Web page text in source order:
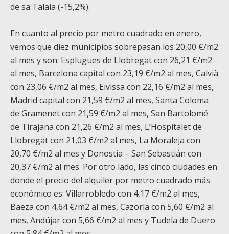
de sa Talaia (-15,2%).
En cuanto al precio por metro cuadrado en enero,
vemos que diez municipios sobrepasan los 20,00 €/m2
al mes y son: Esplugues de Llobregat con 26,21 €/m2
al mes, Barcelona capital con 23,19 €/m2 al mes, Calvià
con 23,06 €/m2 al mes, Eivissa con 22,16 €/m2 al mes,
Madrid capital con 21,59 €/m2 al mes, Santa Coloma
de Gramenet con 21,59 €/m2 al mes, San Bartolomé
de Tirajana con 21,26 €/m2 al mes, L’Hospitalet de
Llobregat con 21,03 €/m2 al mes, La Moraleja con
20,70 €/m2 al mes y Donostia – San Sebastián con
20,37 €/m2 al mes. Por otro lado, las cinco ciudades en
donde el precio del alquiler por metro cuadrado más
económico es: Villarrobledo con 4,17 €/m2 al mes,
Baeza con 4,64 €/m2 al mes, Cazorla con 5,60 €/m2 al
mes, Andújar con 5,66 €/m2 al mes y Tudela de Duero